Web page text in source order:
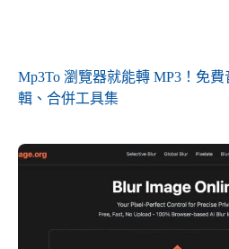
Mp3To 瀏覽器就能轉 MP3！免
輯、合併工具集